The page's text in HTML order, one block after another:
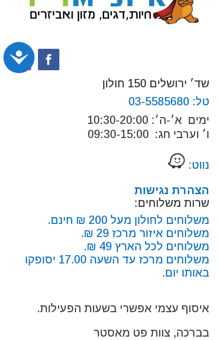
שד׳ ירושלים 150 חולון
טל: 03-5585680
ימים א׳-ה׳: 10:30-20:00
ו׳ וערבי חג: 09:30-15:00
נווט:
הצהרת נגישות
שרות משלוחים:
משלוחים לחולון מעל 200 ₪ חינם.
משלוחים איזור מרכז 29 ₪.
משלוחים לכל הארץ 49 ₪.
משלוחים מרכז עד השעה 17.00 יסופקו
באותו יום.
איסוף עצמי אפשרי בשעות הפעילות.
בברכה, צוות פט מאסטר